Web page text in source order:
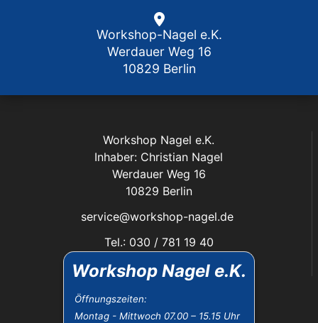
Workshop Nagel e.K.
Öffnungszeiten:
Montag - Mittwoch 07.00 – 15.15 Uhr
Workshop-Nagel e.K.
Werdauer Weg 16
10829 Berlin
Workshop Nagel e.K.
Inhaber: Christian Nagel
Werdauer Weg 16
10829 Berlin
service@workshop-nagel.de
Tel.: 030 / 781 19 40
Das Unternehmen:
Öffnungszeiten